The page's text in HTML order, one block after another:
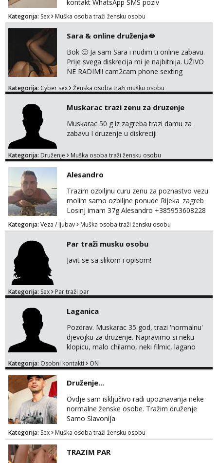
kontakt WhatsApp SMS poziv
Kategorija: Sex Muška osoba traži žensku osobu
Sara & online druženja🫦
Bok 🙂 Ja sam Sara i nudim ti online zabavu.
Prije svega diskrecija mi je najbitnija. UŽIVO
NE RADIM!! cam2cam phone sexting
partnerom ili partnericom te naši porno
termin. P.S. tražit ćeš me još 🫠💦
Kategorija: Cyber sex Ženska osoba traži mušku osobu
Muskarac trazi zenu za druzenje
Muskarac 50 g iz zagreba trazi damu za
zabavu I druzenje u diskreciji
Kategorija: Druženje Muška osoba traži žensku osobu
Alesandro
Trazim ozbiljnu curu zenu za poznastvo vezu
molim samo ozbiljne ponude Rijeka_zagreb
Losinj imam 37g Alesandro +385953608228
Kategorija: Veza / ljubav Muška osoba traži žensku osobu
Par traži musku osobu
Javit se sa slikom i opisom!
Kategorija: Sex Par traži par
Laganica
Pozdrav. Muskarac 35 god, trazi 'normalnu'
djevojku za druzenje. Napravimo si neku
klopicu, malo chilamo, neki filmic, lagano
pretjerano bitan koliko iznutra. Bucke se
brundo xD Budi pristojna i dobra, za sve
ostale cemo lako. Zagreb.
Kategorija: Osobni kontakti ON
Druženje...
Ovdje sam isključivo radi upoznavanja neke
normalne ženske osobe. Tražim druženje
Samo Slavonija
Kategorija: Sex Muška osoba traži žensku osobu
TRAZIM PAR